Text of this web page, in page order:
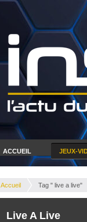
ACCUEIL JEUX-
Accueil Tag " live a live"
Live A Live